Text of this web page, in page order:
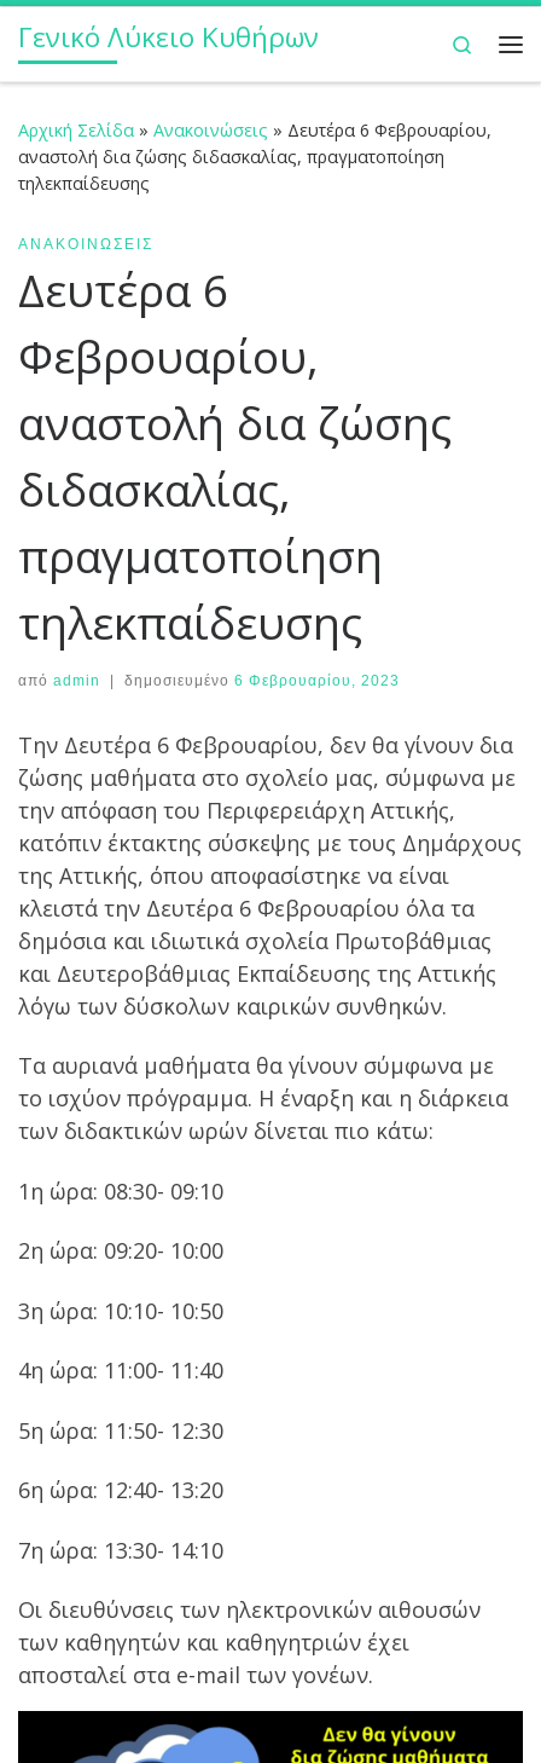
Μετάβαση στο περιεχόμενο
Γενικό Λύκειο Κυθήρων
Search
Αρχική Σελίδα » Ανακοινώσεις » Δευτέρα 6 Φεβρουαρίου,
αναστολή δια ζώσης διδασκαλίας, πραγματοποίηση
τηλεκπαίδευσης
ΑΝΑΚΟΙΝΏΣΕΙΣ
Δευτέρα 6
Φεβρουαρίου,
αναστολή δια ζώσης
διδασκαλίας,
πραγματοποίηση
τηλεκπαίδευσης
από admin | δημοσιευμένο 6 Φεβρουαρίου, 2023
Την Δευτέρα 6 Φεβρουαρίου, δεν θα γίνουν δια
ζώσης μαθήματα στο σχολείο μας, σύμφωνα με
την απόφαση του Περιφερειάρχη Αττικής,
κατόπιν έκτακτης σύσκεψης με τους Δημάρχους
της Αττικής, όπου αποφασίστηκε να είναι
κλειστά την Δευτέρα 6 Φεβρουαρίου όλα τα
δημόσια και ιδιωτικά σχολεία Πρωτοβάθμιας
και Δευτεροβάθμιας Εκπαίδευσης της Αττικής
λόγω των δύσκολων καιρικών συνθηκών.
Τα αυριανά μαθήματα θα γίνουν σύμφωνα με
το ισχύον πρόγραμμα. Η έναρξη και η διάρκεια
των διδακτικών ωρών δίνεται πιο κάτω:
1η ώρα: 08:30- 09:10
2η ώρα: 09:20- 10:00
3η ώρα: 10:10- 10:50
4η ώρα: 11:00- 11:40
5η ώρα: 11:50- 12:30
6η ώρα: 12:40- 13:20
7η ώρα: 13:30- 14:10
Οι διευθύνσεις των ηλεκτρονικών αιθουσών
των καθηγητών και καθηγητριών έχει
αποσταλεί στα e-mail των γονέων.